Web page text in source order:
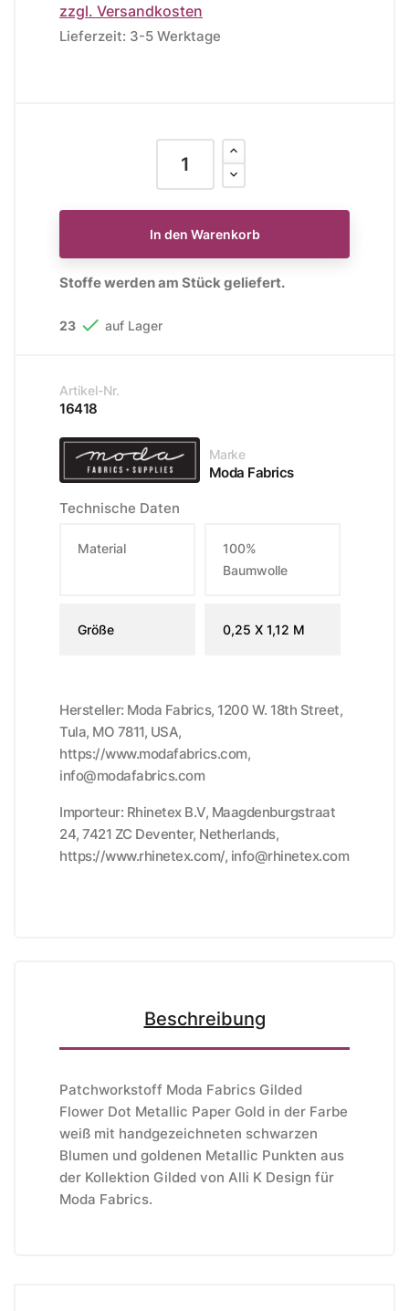
zzgl. Versandkosten
Lieferzeit: 3-5 Werktage
In den Warenkorb
Stoffe werden am Stück geliefert.
23  auf Lager
Artikel-Nr.
16418
Marke
Moda Fabrics
Technische Daten
Material
100%
Baumwolle
Größe 0,25 X 1,12 M
Hersteller: Moda Fabrics, 1200 W. 18th Street,
Tula, MO 7811, USA,
https://www.modafabrics.com,
info@modafabrics.com
Importeur: Rhinetex B.V, Maagdenburgstraat
24, 7421 ZC Deventer, Netherlands,
https://www.rhinetex.com/, info@rhinetex.com
Beschreibung
Patchworkstoff Moda Fabrics Gilded
Flower Dot Metallic Paper Gold in der Farbe
weiß mit handgezeichneten schwarzen
Blumen und goldenen Metallic Punkten aus
der Kollektion Gilded von Alli K Design für
Moda Fabrics.